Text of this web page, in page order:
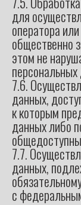
для
оператора
общественно
этом не
7.6.
данных,
к которым
данных либо
7.7.
данных,
с